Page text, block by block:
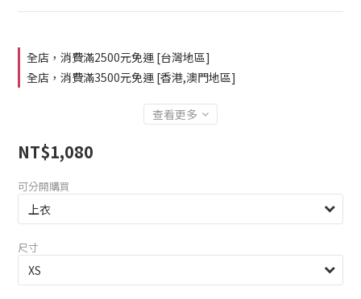
全店，消費滿2500元免運 [台灣地區]
全店，消費滿3500元免運 [香港,澳門地區]
查看更多
NT$1,080
可分開購買
尺寸